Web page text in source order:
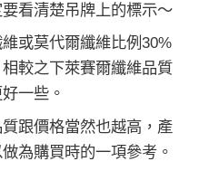
看清楚吊牌上的標示～
或莫代爾纖維比例30%
較之下萊賽爾纖維品質
一些。
跟價格當然也越高，產
為購買時的一項參考。